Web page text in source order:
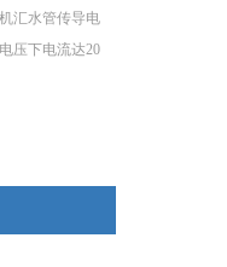
汇水管传导电
压下电流达20